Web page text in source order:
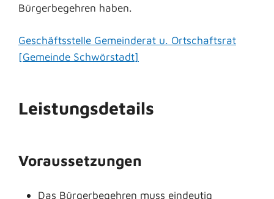
Bürgerbegehren haben.
Geschäftsstelle Gemeinderat u. Ortschaftsrat
[Gemeinde Schwörstadt]
Leistungsdetails
Voraussetzungen
Das Bürgerbegehren muss eindeutig